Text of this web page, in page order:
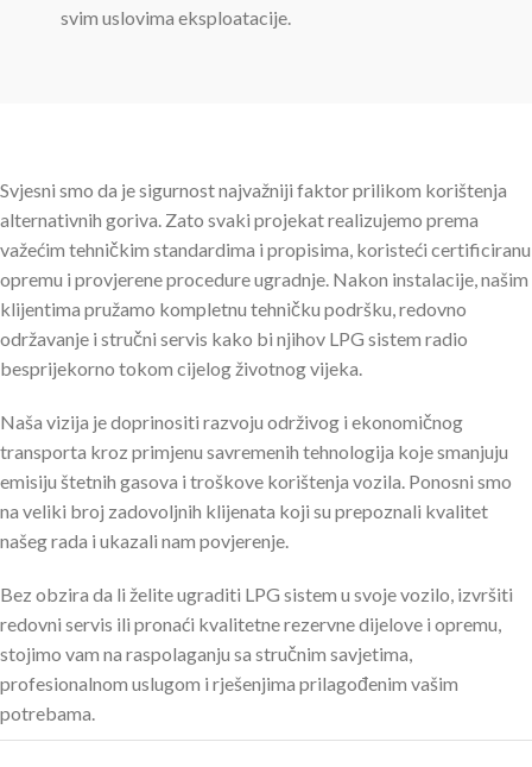
svim uslovima eksploatacije.
Svjesni smo da je sigurnost najvažniji faktor prilikom korištenja
alternativnih goriva. Zato svaki projekat realizujemo prema
važećim tehničkim standardima i propisima, koristeći certificiranu
opremu i provjerene procedure ugradnje. Nakon instalacije, našim
klijentima pružamo kompletnu tehničku podršku, redovno
održavanje i stručni servis kako bi njihov LPG sistem radio
besprijekorno tokom cijelog životnog vijeka.
Naša vizija je doprinositi razvoju održivog i ekonomičnog
transporta kroz primjenu savremenih tehnologija koje smanjuju
emisiju štetnih gasova i troškove korištenja vozila. Ponosni smo
na veliki broj zadovoljnih klijenata koji su prepoznali kvalitet
našeg rada i ukazali nam povjerenje.
Bez obzira da li želite ugraditi LPG sistem u svoje vozilo, izvršiti
redovni servis ili pronaći kvalitetne rezervne dijelove i opremu,
stojimo vam na raspolaganju sa stručnim savjetima,
profesionalnom uslugom i rješenjima prilagođenim vašim
potrebama.